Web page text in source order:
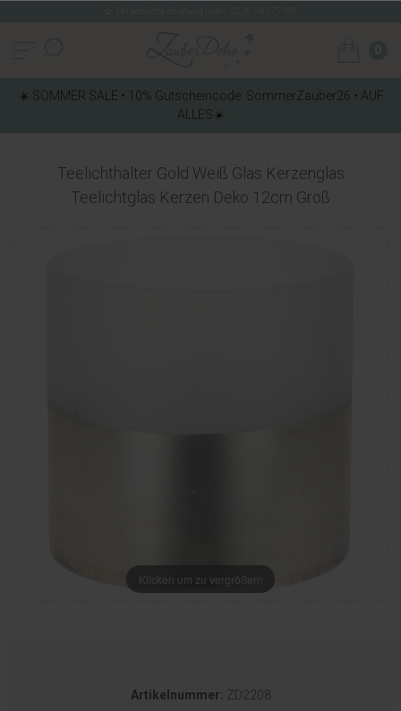
☀️ SOMMER SALE • 10% Gutscheincode: SommerZauber26 • AUF
ALLES☀️
Teelichthalter Gold Weiß Glas Kerzenglas
Teelichtglas Kerzen Deko 12cm Groß
Klicken um zu vergrößern
Artikelnummer: ZD2208